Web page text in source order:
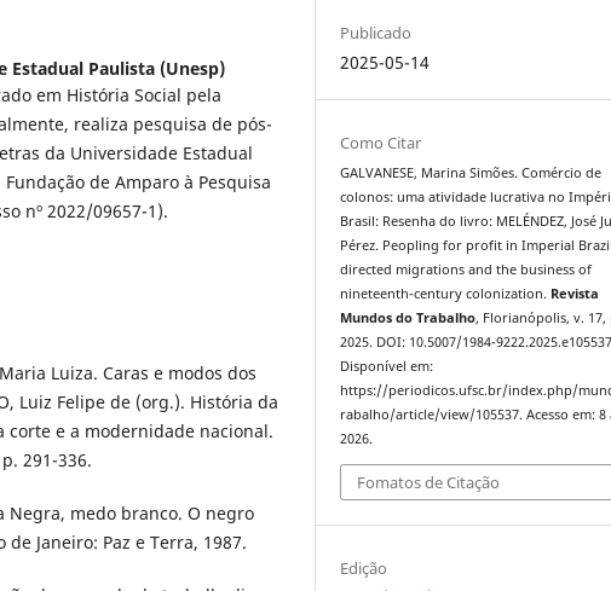
Estadual Paulista (Unesp)
em História Social pela
realiza pesquisa de pós-
da Universidade Estadual
de Amparo à Pesquisa
nº 2022/09657-1).
Luiza. Caras e modos dos
Luiz Felipe de (org.). História da
corte e a modernidade nacional.
291-336.
Negra, medo branco. O negro
Janeiro: Paz e Terra, 1987.
Publicado
2025-05-14
Como Citar
GALVANESE, Marina Simões. Comércio de
colonos: uma atividade lucrativa no
Brasil: Resenha do livro: MELÉNDEZ, José
Pérez. Peopling for profit in Imperial
directed migrations and the business of
nineteenth-century colonization. Revista
Mundos do Trabalho, Florianópolis, v. 17,
2025. DOI: 10.5007/1984-
Disponível em:
https://periodicos.ufsc.br/index.php/
rabalho/article/view/105537. Acesso em: 8
2026.
Fomatos de Citação
Edição